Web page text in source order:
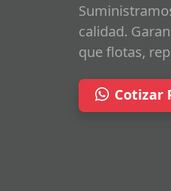
calidad.
que flotas,
Cotizar